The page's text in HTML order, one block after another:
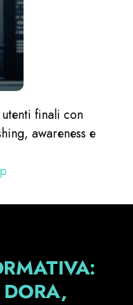
finali con
awareness e